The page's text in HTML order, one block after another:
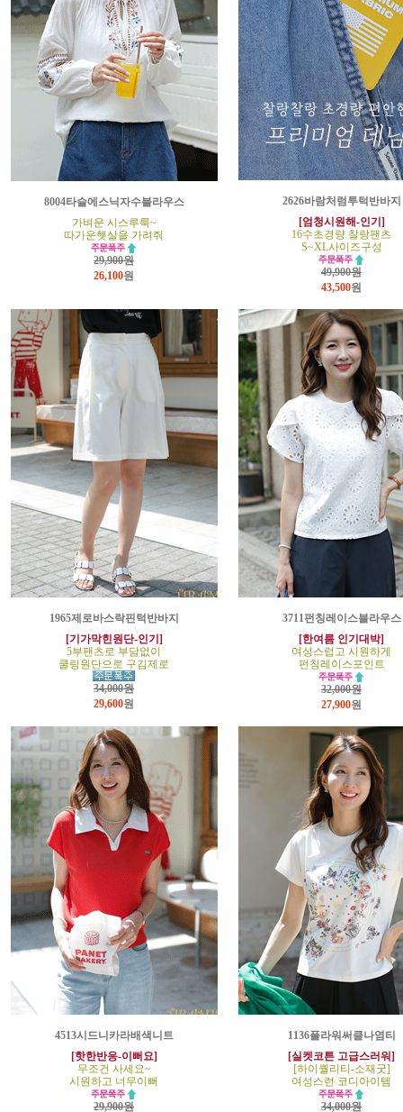
8004타슬에스닉자수블라우스
가벼운 시스루룩~
따가운햇살을 가려줘
29,900원
26,100원
2626바람처럼투턱반바지
[엄청시원해-인기]
16수초경량 찰랑팬츠
S~XL사이즈구성
49,900원
43,500원
1965제로바스락핀턱반바지
[기가막힌원단-인기]
5부팬츠로 부담없이
쿨링원단으로 구김제로
34,000원
29,600원
3711펀칭레이스블라우스
[한여름 인기대박]
여성스럽고 시원하게
펀칭레이스포인트
32,000원
27,900원
4513시드니카라배색니트
[핫한반응-이뻐요]
무조건 사세요~
시원하고 너무이뻐
29,900원
1136플라워써클나염티
[실켓코튼 고급스러워]
[하이퀄리티-소재굿]
여성스런 코디아이템
34,000원